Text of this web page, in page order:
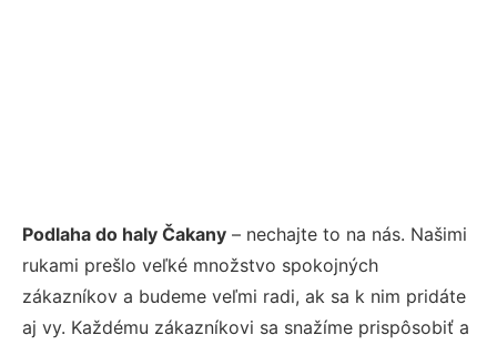
Podlaha do haly Čakany – nechajte to na nás. Našimi
rukami prešlo veľké množstvo spokojných
zákazníkov a budeme veľmi radi, ak sa k nim pridáte
aj vy. Každému zákazníkovi sa snažíme prispôsobiť a